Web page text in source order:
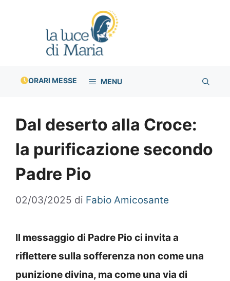
ORARI MESSE MENU
Dal deserto alla Croce:
la purificazione secondo
Padre Pio
02/03/2025 di Fabio Amicosante
Il messaggio di Padre Pio ci invita a
riflettere sulla sofferenza non come una
punizione divina, ma come una via di